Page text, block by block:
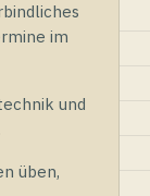
im
und
üben,